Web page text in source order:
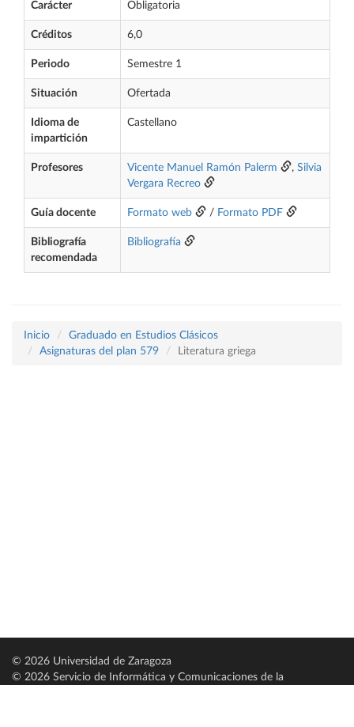
Carácter Obligatoria
Créditos 6,0
Periodo Semestre 1
Situación Ofertada
Idioma de
impartición
Castellano
Profesores Vicente Manuel Ramón Palerm , Silvia
Vergara Recreo
Guía docente Formato web / Formato PDF
Bibliografía
recomendada
Bibliografía
Inicio
Graduado en Estudios Clásicos
Asignaturas del plan 579
Literatura griega
© 2026 Universidad de Zaragoza
© 2026 Servicio de Informática y Comunicaciones de la